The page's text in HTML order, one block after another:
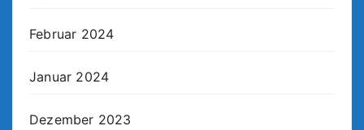
Februar 2024
Januar 2024
Dezember 2023